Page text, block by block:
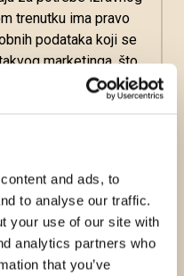
and ads, to
to analyse our traffic.
your use of our site with
analytics partners who
that you’ve
trenutku ima pravo
podataka koji se
marketinga, što
koja je povezana s
podataka
podatke koji se
Aura u
i